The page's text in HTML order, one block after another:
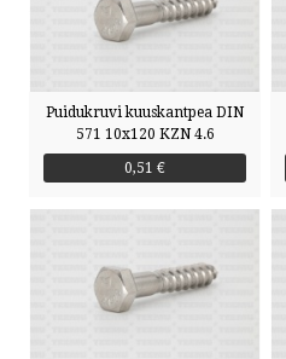
Puidukruvi kuuskantpea DIN
571 10x120 KZN 4.6
0,51 €